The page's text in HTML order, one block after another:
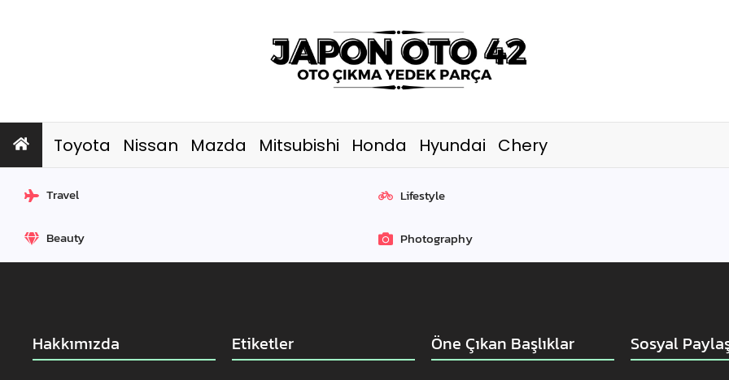
Toyota Nissan Mazda Mitsubishi Honda Hyundai Chery
Travel
Beauty
Lifestyle
Photography
Hakkımızda Etiketler Öne Çıkan Başlıklar Sosyal